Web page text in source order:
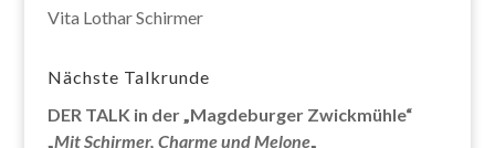
Vita Lothar Schirmer
Nächste Talkrunde
DER TALK in der „Magdeburger Zwickmühle“
„Mit Schirmer, Charme und Melone„